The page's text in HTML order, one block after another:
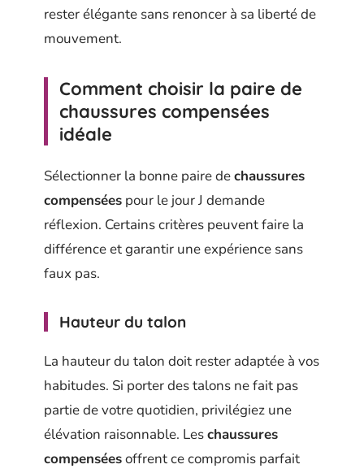
rester élégante sans renoncer à sa liberté de
mouvement.
Comment choisir la paire de
chaussures compensées
idéale
Sélectionner la bonne paire dechaussures
compensées pour le jour J demande
réflexion. Certains critères peuvent faire la
différence et garantir une expérience sans
faux pas.
Hauteur du talon
La hauteur du talon doit rester adaptée à vos
habitudes. Si porter des talons ne fait pas
partie de votre quotidien, privilégiez une
élévation raisonnable. Leschaussures
compenséesoffrent ce compromis parfait